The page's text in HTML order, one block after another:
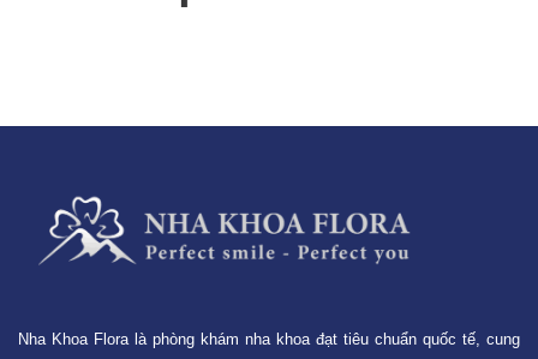
Nha Khoa Flora là phòng khám nha khoa đạt tiêu chuẩn quốc tế, cung